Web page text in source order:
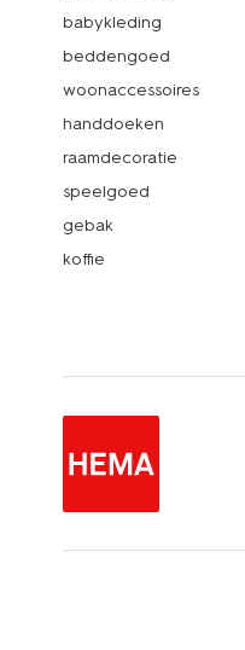
babykleding
beddengoed
woonaccessoires
handdoeken
raamdecoratie
speelgoed
gebak
koffie